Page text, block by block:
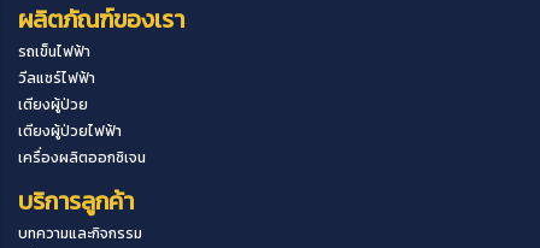
ผลิตภัณฑ์ของเรา
รถเข็นไฟฟ้า
วีลแชร์ไฟฟ้า
เตียงผู้ป่วย
เตียงผู้ป่วยไฟฟ้า
เครื่องผลิตออกซิเจน
บริการลูกค้า
บทความและกิจกรรม